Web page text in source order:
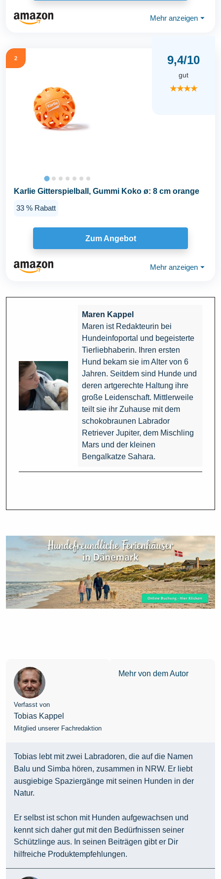
Mehr anzeigen ⏷
2 9,4/10
gut
★★★★
Karlie Gitterspielball, Gummi Koko ø: 8 cm orange
33 % Rabatt
Zum Angebot
Mehr anzeigen ⏷
Maren Kappel
Maren ist Redakteurin bei
Hundeinfoportal und begeisterte
Tierliebhaberin. Ihren ersten
Hund bekam sie im Alter von 6
Jahren. Seitdem sind Hunde und
deren artgerechte Haltung ihre
große Leidenschaft. Mittlerweile
teilt sie ihr Zuhause mit dem
schokobraunen Labrador
Retriever Jupiter, dem Mischling
Mars und der kleinen
Bengalkatze Sahara.
Verfasst von
Tobias Kappel
Mitglied unserer Fachredaktion
Mehr von dem Autor
Tobias lebt mit zwei Labradoren, die auf die Namen
Balu und Simba hören, zusammen in NRW. Er liebt
ausgiebige Spaziergänge mit seinen Hunden in der
Natur.
Er selbst ist schon mit Hunden aufgewachsen und
kennt sich daher gut mit den Bedürfnissen seiner
Schützlinge aus. In seinen Beiträgen gibt er Dir
hilfreiche Produktempfehlungen.